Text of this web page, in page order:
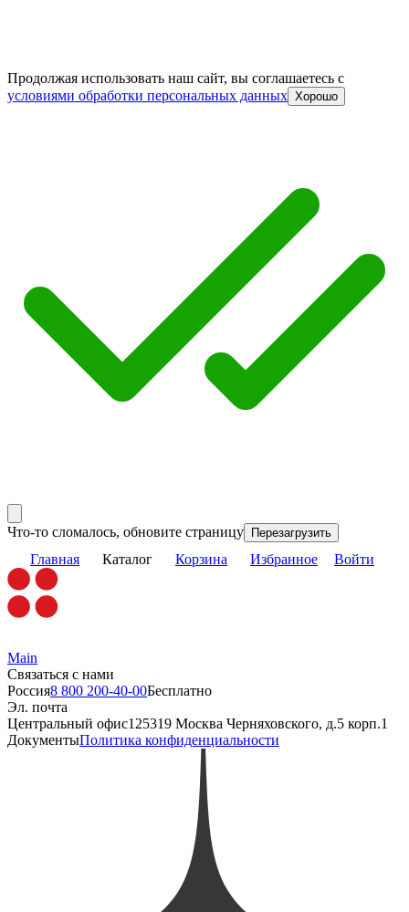
Продолжая использовать наш сайт, вы соглашаетесь c
условиями обработки персональных данных Хорошо
Что-то сломалось, обновите страницу Перезагрузить
Главная Каталог Корзина Избранное Войти
Main
Связаться с нами
Россия8 800 200-40-00Бесплатно
Эл. почта
Центральный офис125319 Москва Черняховского, д.5 корп.1
ДокументыПолитика конфиденциальности